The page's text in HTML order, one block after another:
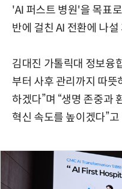
'AI 퍼스트 병원'을 목표
반에 걸친 AI 전환에 나설
김대진 가톨릭대 정보융
부터 사후 관리까지 따
하겠다”며 “생명 존중과
혁신 속도를 높이겠다”고